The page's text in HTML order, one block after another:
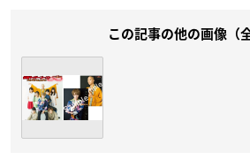
この記事の他の画像（